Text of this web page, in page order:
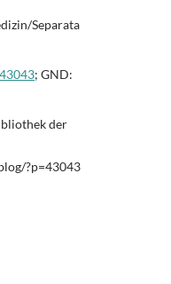
Separata
43043; GND:
der
?p=43043